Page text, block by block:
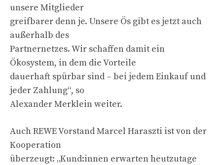
unsere Mitglieder
greifbarer denn je. Unsere Ös gibt es jetzt auch
außerhalb des
Partnernetzes. Wir schaffen damit ein
Ökosystem, in dem die Vorteile
dauerhaft spürbar sind – bei jedem Einkauf und
jeder Zahlung“, so
Alexander Merklein weiter.
Auch REWE Vorstand Marcel Haraszti ist von der
Kooperation
überzeugt: „Kund:innen erwarten heutzutage